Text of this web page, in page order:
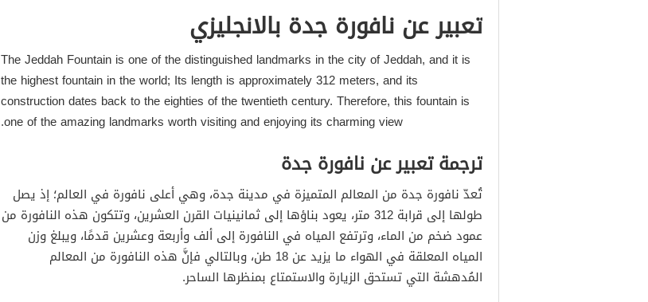
تعبير عن نافورة جدة بالانجليزي
The Jeddah Fountain is one of the distinguished landmarks in the city of Jeddah, and it is
the highest fountain in the world; Its length is approximately 312 meters, and its
construction dates back to the eighties of the twentieth century. Therefore, this fountain is
one of the amazing landmarks worth visiting and enjoying its charming view.
ترجمة تعبير عن نافورة جدة
تُعدّ نافورة جدة من المعالم المتميزة في مدينة جدة، وهي أعلى نافورة في العالم؛ إذ يصل
طولها إلى قرابة 312 متر، يعود بناؤها إلى ثمانينيات القرن العشرين، وتتكون هذه النافورة من
عمود ضخم من الماء، وترتفع المياه في النافورة إلى ألف وأربعة وعشرين قدمًا، ويبلغ وزن
المياه المعلقة في الهواء ما يزيد عن 18 طن، وبالتالي فإنَّ هذه النافورة من المعالم
المُدهشة التي تستحق الزيارة والاستمتاع بمنظرها الساحر.